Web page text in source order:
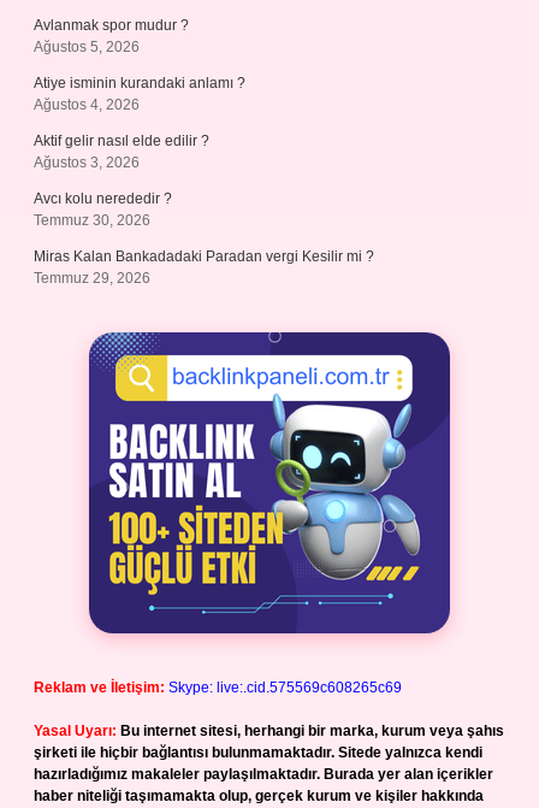
Avlanmak spor mudur ?
Ağustos 5, 2026
Atiye isminin kurandaki anlamı ?
Ağustos 4, 2026
Aktif gelir nasıl elde edilir ?
Ağustos 3, 2026
Avcı kolu nerededir ?
Temmuz 30, 2026
Miras Kalan Bankadadaki Paradan vergi Kesilir mi ?
Temmuz 29, 2026
Reklam ve İletişim: Skype: live:.cid.575569c608265c69
Yasal Uyarı: Bu internet sitesi, herhangi bir marka, kurum veya şahıs
şirketi ile hiçbir bağlantısı bulunmamaktadır. Sitede yalnızca kendi
hazırladığımız makaleler paylaşılmaktadır. Burada yer alan içerikler
haber niteliği taşımamakta olup, gerçek kurum ve kişiler hakkında